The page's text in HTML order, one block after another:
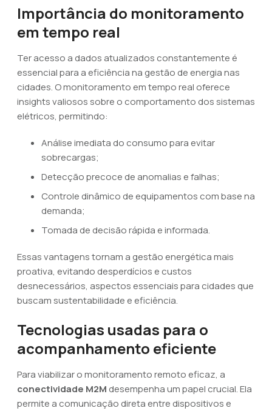
Importância do monitoramento
em tempo real
Ter acesso a dados atualizados constantemente é
essencial para a eficiência na gestão de energia nas
cidades. O monitoramento em tempo real oferece
insights valiosos sobre o comportamento dos sistemas
elétricos, permitindo:
Análise imediata do consumo para evitar
sobrecargas;
Detecção precoce de anomalias e falhas;
Controle dinâmico de equipamentos com base na
demanda;
Tomada de decisão rápida e informada.
Essas vantagens tornam a gestão energética mais
proativa, evitando desperdícios e custos
desnecessários, aspectos essenciais para cidades que
buscam sustentabilidade e eficiência.
Tecnologias usadas para o
acompanhamento eficiente
Para viabilizar o monitoramento remoto eficaz, a
conectividade M2M desempenha um papel crucial. Ela
permite a comunicação direta entre dispositivos e